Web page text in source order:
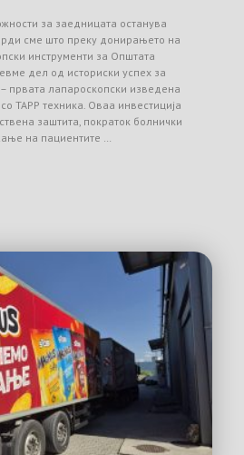
за заедницата останува
сме што преку донирањето на
инструменти за Општата
дел од историски успех за
првата лапароскопски изведена
TAPP техника. Оваа инвестиција
заштита, пократок болнички
на пациентите …